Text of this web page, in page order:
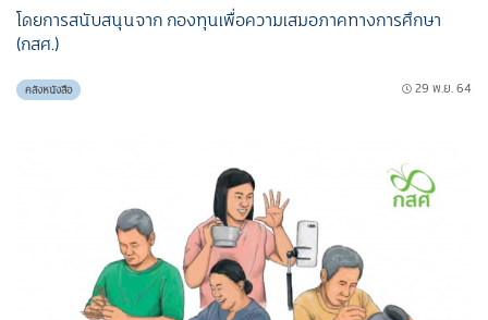
โดยการสนับสนุนจาก กองทุนเพื่อความเสมอภาคทางการศึกษา
(กสศ.)
คลังหนังสือ 29 พ.ย. 64